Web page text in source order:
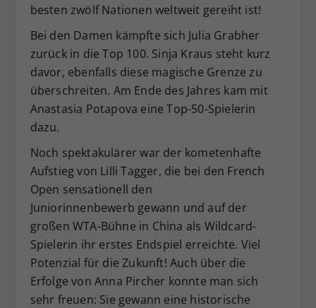
besten zwölf Nationen weltweit gereiht ist!
Bei den Damen kämpfte sich Julia Grabher
zurück in die Top 100. Sinja Kraus steht kurz
davor, ebenfalls diese magische Grenze zu
überschreiten. Am Ende des Jahres kam mit
Anastasia Potapova eine Top-50-Spielerin
dazu.
Noch spektakulärer war der kometenhafte
Aufstieg von Lilli Tagger, die bei den French
Open sensationell den
Juniorinnenbewerb gewann und auf der
großen WTA-Bühne in China als Wildcard-
Spielerin ihr erstes Endspiel erreichte. Viel
Potenzial für die Zukunft! Auch über die
Erfolge von Anna Pircher konnte man sich
sehr freuen: Sie gewann eine historische